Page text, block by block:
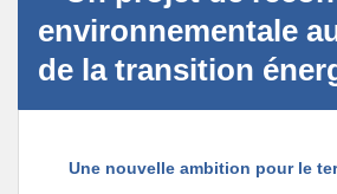
environnementale
de la transition
Une nouvelle ambition pour le